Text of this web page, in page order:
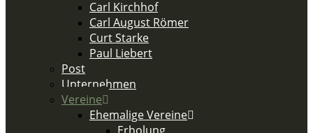
Carl Kirchhof
Carl August Römer
Curt Starke
Paul Liebert
Post
Unternehmen
Vereine
Ehemalige Vereine